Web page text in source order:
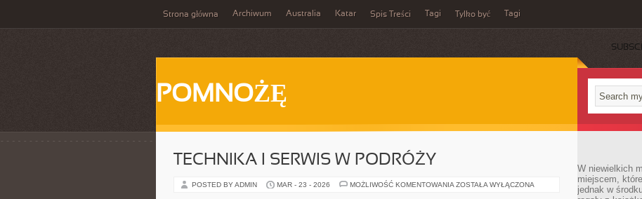
Strona główna Archiwum Australia Katar Spis Treści Tagi Tylko być Tagi
POMNOŻĘ
TECHNIKA I SERWIS W PODRÓŻY
POSTED BY ADMIN MAR - 23 - 2026 MOŻLIWOŚĆ KOMENTOWANIA TECHNIKA
ZOSTAŁA WYŁĄCZONA
W niewielkich
miejscem,
jednak w